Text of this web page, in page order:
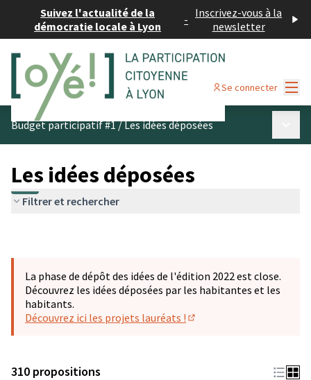
Suivez l'actualité de la
démocratie locale à Lyon
- Inscrivez-vous à la
newsletter
Se connecter
Budget participatif #1/Les idées déposées
Les idées déposées
Filtrer et rechercher
La phase de dépôt des idées de l'édition 2022 est close.
Découvrez les idées déposées par les habitantes et les
habitants.
Découvrez ici les projets lauréats !
310 propositions